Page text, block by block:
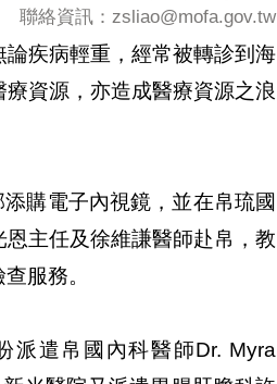
[連
聯絡資訊：zsliao@mofa.gov.tw
疾病輕重，經常被轉診到海
資源，亦造成醫療資源之浪
購電子內視鏡，並在帛琉國
主任及徐維謙醫師赴帛，教
服務。
派遣帛國內科醫師Dr. Myra